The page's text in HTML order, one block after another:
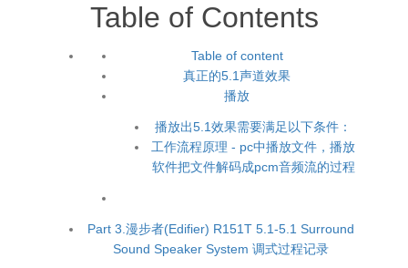
Table of Contents
Table of content
真正的5.1声道效果
播放
播放出5.1效果需要满足以下条件：
工作流程原理 - pc中播放文件，播放
软件把文件解码成pcm音频流的过程
Part 3.漫步者(Edifier) R151T 5.1-5.1 Surround
Sound Speaker System 调式过程记录